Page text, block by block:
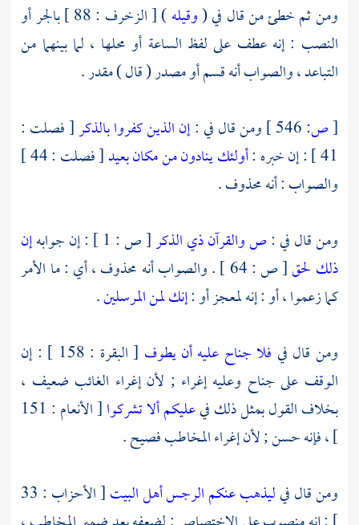
ومن ثم خطئ من قال في (وقيله
) [ الزخرف : 88 ] بالجر أو
النصب : إنه عطف على لفظ الساعة أو محلها ، لما بينهما من
التباعد ، والصواب أنه قسم أو مصدر ( قال ) مقدر .
[ص: ومن قال في :إن الذين كفروا بالذكر[ فصلت :
41 ] : إن خبره :
أولئك ينادون من مكان بعيد
[ فصلت : 44 ]
والصواب : أنه محذوف .
ومن قال في :ص والقرآن ذي الذكر[ ص : 1 ] : إن جوابه
إن
ذلك لحق
[ ص : 64 ] . والصواب أنه محذوف ، أي : ما الأمر
كما زعموا ، أو : إنه لمعجز أو :إنك لمن المرسلين.
ومن قال في فلا جناح عليه أن يطوف
[ البقرة : 158 ] : إن
الوقف على جناح وعليه إغراء ; لأن إغراء الغائب ضعيف ،
بخلاف القول بمثل ذلك فيعليكم ألا تشركوا
[ الأنعام : 151
] ، فإنه حسن ; لأن إغراء المخاطب فصيح .
ومن قال فيليذهب عنكم الرجس أهل البيت
[ الأحزاب : 33